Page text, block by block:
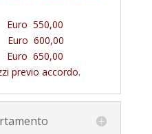
550,00
600,00
650,00
previo accordo.